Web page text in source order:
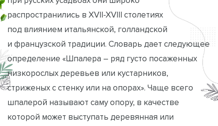
распространились в XVII-XVIII столетиях
под влиянием итальянской, голландской
и французской традиции. Словарь дает следующее
определение «Шпалера – ряд густо посаженных
низкорослых деревьев или кустарников,
стриженых с стенку или на опорах». Чаще всего
шпалерой называют саму опору, в качестве
которой может выступать деревянная или